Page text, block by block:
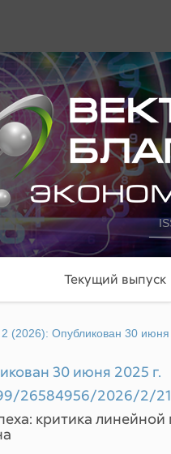
Текущий выпуск
(2026): Опубликован 30 июня
30 июня 2025 г.
26584956/2026/2/
критика